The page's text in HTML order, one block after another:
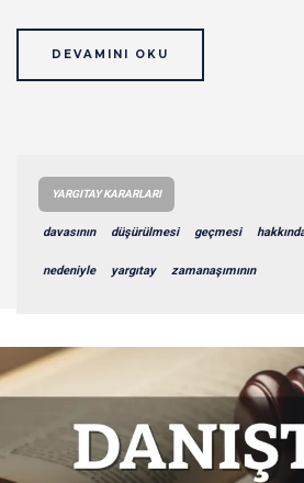
DEVAMINI OKU
YARGITAY KARARLARI
davasının düşürülmesi geçmesi
nedeniyle yargıtay zamanaşımının